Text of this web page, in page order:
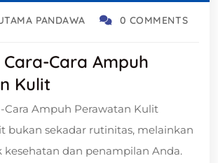
PANDAWA 0 COMMENTS
Cara Ampuh
Kulit
Cara Ampuh Perawatan Kulit
bukan sekadar rutinitas, melainkan
kesehatan dan penampilan Anda.